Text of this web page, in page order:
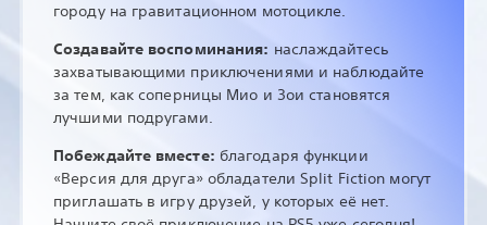
городу на гравитационном мотоцикле.
Создавайте воспоминания: наслаждайтесь
захватывающими приключениями и наблюдайте
за тем, как соперницы Мио и Зои становятся
лучшими подругами.
Побеждайте вместе: благодаря функции
«Версия для друга» обладатели Split Fiction могут
приглашать в игру друзей, у которых её нет.